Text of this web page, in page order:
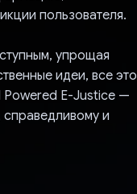
пользователя.
упрощая
идеи, все это
Powered E-Justice —
и